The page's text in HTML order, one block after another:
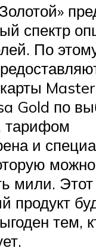
спектр
По
Gold по
тарифом
и
можно
мили. Этот
продукт
тем,